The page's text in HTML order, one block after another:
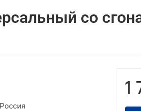
со
Россия
1